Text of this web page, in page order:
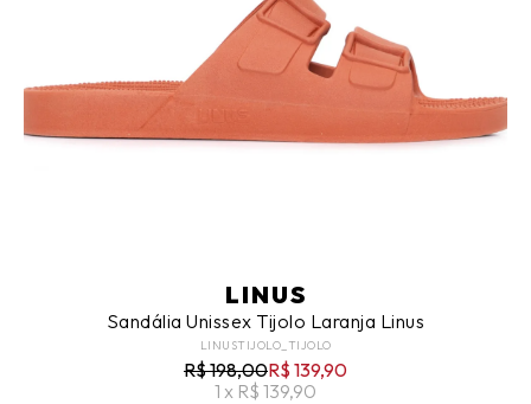
LINUS
Sandália Unissex Tijolo Laranja Linus
LINUSTIJOLO_TIJOLO
R$ 198,00R$ 139,90
1 x R$ 139,90